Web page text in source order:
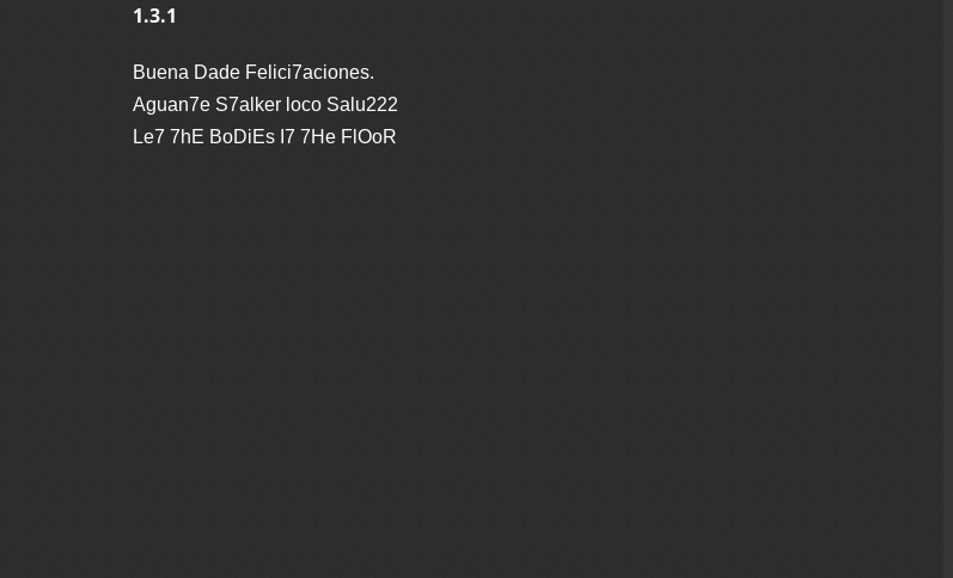
1.3.1
Buena Dade Felici7aciones.
Aguan7e S7alker loco Salu222
Le7 7hE BoDiEs I7 7He FlOoR